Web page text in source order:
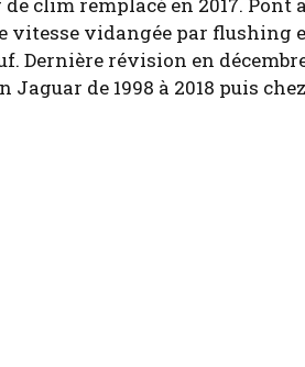
vitesse vidangée par flushing
Dernière révision en
Jaguar de 1998 à 2018 puis